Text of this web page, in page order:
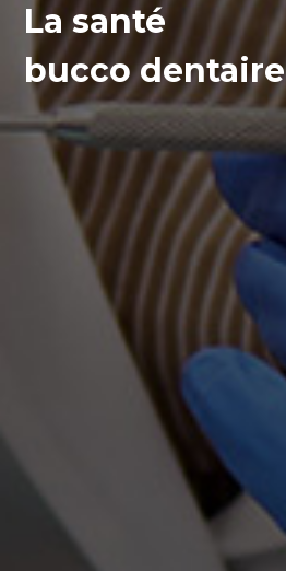
La santé
bucco dentaire